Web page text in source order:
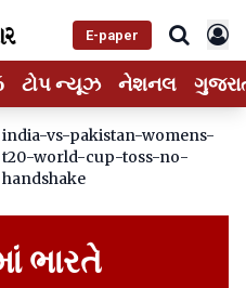
E-paper
ટોપ ન્યૂઝ નેશનલ
india-vs-pakistan-womens-
t20-world-cup-toss-no-
handshake
ભારતે